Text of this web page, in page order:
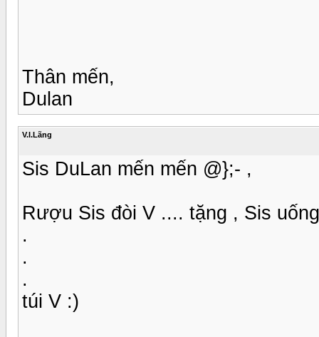
Thân mến,
Dulan
V.I.Lãng
Sis DuLan mến mến @};- ,
Rượu Sis đòi V .... tặng , Sis
.
.
.
túi V :)